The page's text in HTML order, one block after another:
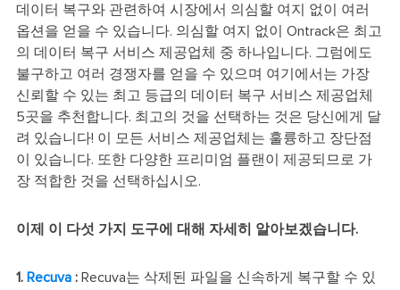
데이터 복구와 관련하여 시장에서 의심할 여지 없이 여러
옵션을 얻을 수 있습니다. 의심할 여지 없이 Ontrack은 최고
의 데이터 복구 서비스 제공업체 중 하나입니다. 그럼에도
불구하고 여러 경쟁자를 얻을 수 있으며 여기에서는 가장
신뢰할 수 있는 최고 등급의 데이터 복구 서비스 제공업체
5곳을 추천합니다. 최고의 것을 선택하는 것은 당신에게 달
려 있습니다! 이 모든 서비스 제공업체는 훌륭하고 장단점
이 있습니다. 또한 다양한 프리미엄 플랜이 제공되므로 가
장 적합한 것을 선택하십시오.
이제 이 다섯 가지 도구에 대해 자세히 알아보겠습니다.
1. Recuva:Recuva는 삭제된 파일을 신속하게 복구할 수 있